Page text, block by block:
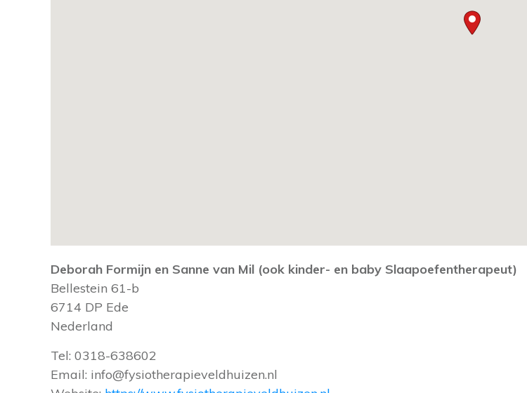
Deborah Formijn en Sanne van Mil (ook kinder- en baby Slaapoefentherapeut)
Bellestein 61-b
6714 DP Ede
Nederland
Tel: 0318-638602
Email: info@fysiotherapieveldhuizen.nl